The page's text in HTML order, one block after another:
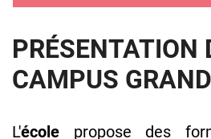
PRÉSENTATION
CAMPUS
L'école propose des